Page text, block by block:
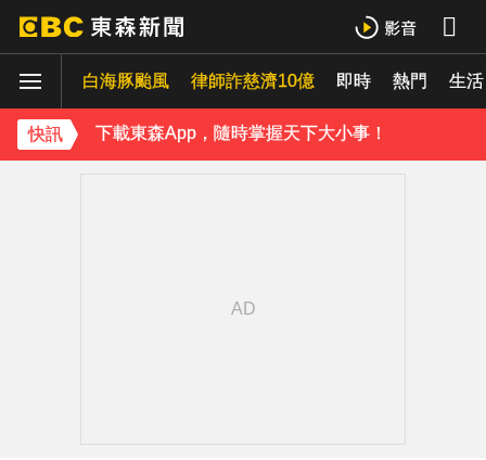
白海豚颱風 律師詐慈濟10億 即時 熱門 生活
快訊
下載東森App，隨時掌握天下大小事！